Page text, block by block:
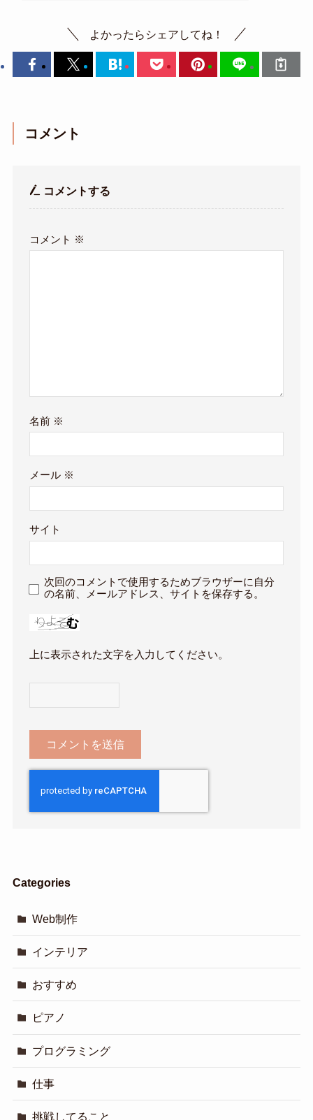
よかったらシェアしてね！
コメント
コメントする
コメント ※
名前 ※
メール ※
サイト
次回のコメントで使用するためブラウザーに自分
の名前、メールアドレス、サイトを保存する。
上に表示された文字を入力してください。
Categories
Web制作
インテリア
おすすめ
ピアノ
プログラミング
仕事
挑戦してること